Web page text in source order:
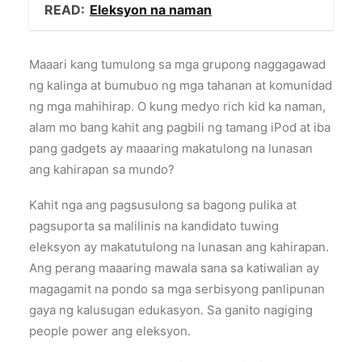
READ: Eleksyon na naman
Maaari kang tumulong sa mga grupong naggagawad
ng kalinga at bumubuo ng mga tahanan at komunidad
ng mga mahihirap. O kung medyo rich kid ka naman,
alam mo bang kahit ang pagbili ng tamang iPod at iba
pang gadgets ay maaaring makatulong na lunasan
ang kahirapan sa mundo?
Kahit nga ang pagsusulong sa bagong pulika at
pagsuporta sa malilinis na kandidato tuwing
eleksyon ay makatutulong na lunasan ang kahirapan.
Ang perang maaaring mawala sana sa katiwalian ay
magagamit na pondo sa mga serbisyong panlipunan
gaya ng kalusugan edukasyon. Sa ganito nagiging
people power ang eleksyon.